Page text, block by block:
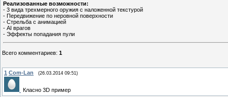
Реализованные возможности:
- 3 вида трехмерного оружия с наложенной текстурой
- Передвижение по неровной поверхности
- Стрельба с анимацией
- AI врагов
- Эффекты попадания пули
Всего комментариев: 1
1 Com-Lan (26.03.2014 09:51)
Класно 3D пример